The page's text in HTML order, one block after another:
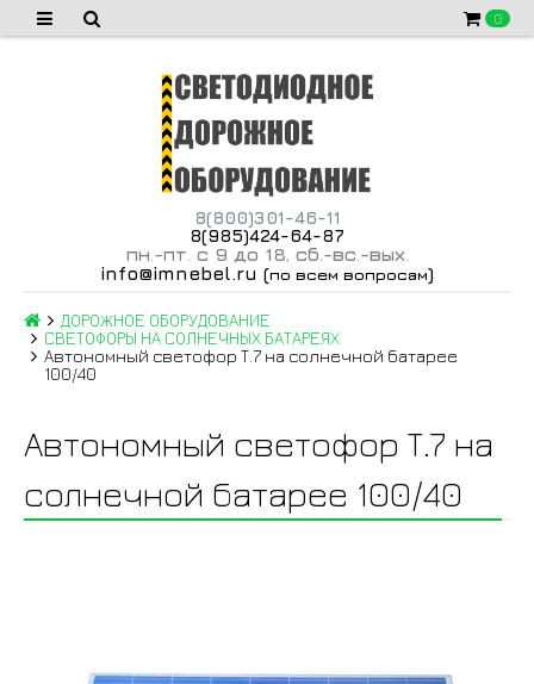
0
8(800)301-46-11
8(985)424-64-87
пн -пт с 9 до 18, сб -вс -вых.
info@imnebel.ru (по всем вопросам)
ДОРОЖНОЕ ОБОРУДОВАНИЕ
СВЕТОФОРЫ НА СОЛНЕЧНЫХ БАТАРЕЯХ
Автономный светофор Т.7 на солнечной батарее
100/40
Автономный светофор Т.7 на
солнечной батарее 100/40